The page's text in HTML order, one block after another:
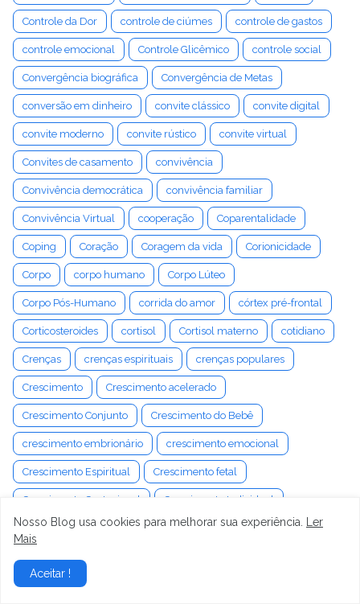
Controle da Dor controle de ciúmes controle de gastos
controle emocional Controle Glicêmico controle social
Convergência biográfica Convergência de Metas
conversão em dinheiro convite clássico convite digital
convite moderno convite rústico convite virtual
Convites de casamento convivência
Convivência democrática convivência familiar
Convivência Virtual cooperação Coparentalidade
Coping Coração Coragem da vida Corionicidade
Corpo corpo humano Corpo Lúteo
Corpo Pós-Humano corrida do amor córtex pré-frontal
Corticosteroides cortisol Cortisol materno cotidiano
Crenças crenças espirituais crenças populares
Crescimento Crescimento acelerado
Crescimento Conjunto Crescimento do Bebê
crescimento embrionário crescimento emocional
Crescimento Espiritual Crescimento fetal
Crescimento Gestacional Crescimento Individual
Crescimento Inicial Crescimento intrauterino
crescimento pós-traumático
Nosso Blog usa cookies para melhorar sua experiência.
Ler
Mais
Aceitar !